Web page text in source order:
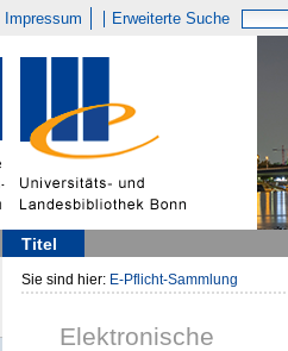
Impressum Erweiterte Suche
Titel
Sie sind hier: E-Pflicht-Sammlung
Elektronische